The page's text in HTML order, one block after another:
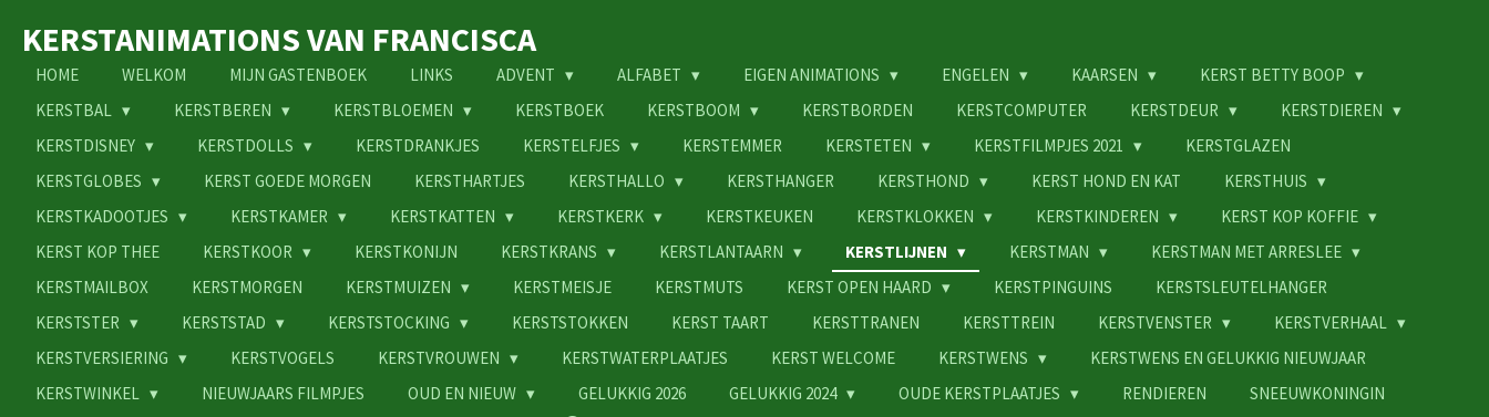
direct
naar
hoofdinhoud
KERSTANIMATIONS VAN FRANCISCA
HOME WELKOM MIJN GASTENBOEK LINKS ADVENT ALFABET EIGEN ANIMATIONS ENGELEN KAARSEN
KERST BETTY BOOP
KERSTBAL
KERSTBEREN KERSTBLOEMEN KERSTBOEK KERSTBOOM KERSTBORDEN KERSTCOMPUTER KERSTDEUR
KERSTDIEREN
KERSTDISNEY
KERSTDOLLS KERSTDRANKJES KERSTELFJES KERSTEMMER KERSTETEN KERSTFILMPJES 2021
KERSTGLAZEN
KERSTGLOBES
KERST GOEDE MORGEN KERSTHARTJES KERSTHALLO KERSTHANGER KERSTHOND KERST HOND EN KAT
KERSTHUIS
KERSTKADOOTJES
KERSTKAMER KERSTKATTEN KERSTKERK KERSTKEUKEN KERSTKLOKKEN KERSTKINDEREN
KERST KOP KOFFIE
KERST KOP THEE
KERSTKOOR KERSTKONIJN KERSTKRANS KERSTLANTAARN KERSTLIJNEN KERSTMAN
KERSTMAN MET ARRESLEE
KERSTMAILBOX
KERSTMORGEN KERSTMUIZEN KERSTMEISJE KERSTMUTS KERST OPEN HAARD KERSTPINGUINS
KERSTSLEUTELHANGER
KERSTSTER
KERSTSTAD KERSTSTOCKING KERSTSTOKKEN KERST TAART KERSTTRANEN KERSTTREIN KERSTVENSTER
KERSTVERHAAL
KERSTVERSIERING
KERSTVOGELS KERSTVROUWEN KERSTWATERPLAATJES KERST WELCOME KERSTWENS
KERSTWENS EN GELUKKIG NIEUWJAAR
KERSTWINKEL
NIEUWJAARS FILMPJES OUD EN NIEUW GELUKKIG 2026 GELUKKIG 2024 OUDE KERSTPLAATJES RENDIEREN
SNEEUWKONINGIN